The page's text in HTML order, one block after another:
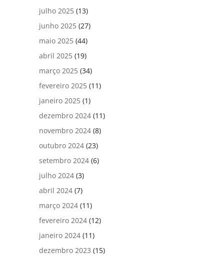
julho 2025 (13)
junho 2025 (27)
maio 2025 (44)
abril 2025 (19)
março 2025 (34)
fevereiro 2025 (11)
janeiro 2025 (1)
dezembro 2024 (11)
novembro 2024 (8)
outubro 2024 (23)
setembro 2024 (6)
julho 2024 (3)
abril 2024 (7)
março 2024 (11)
fevereiro 2024 (12)
janeiro 2024 (11)
dezembro 2023 (15)